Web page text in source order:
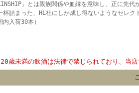
」とは親族関係や血縁を意味し、正に先代
杯詰まった、HL社にしか成し得ないようなセレク
内入荷30本）
20歳未満の飲酒は法律で禁じられており、当